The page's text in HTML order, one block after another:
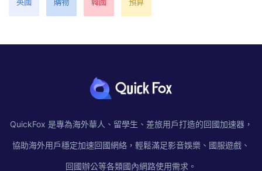
英國 購物 韓國 預算
QuickFox 是專為海外華人、留學生、差旅用戶打造的回國加速器，
協助海外用戶穩定加速回國網絡，輕鬆滿足影音娛樂、國服遊戲、
回國辦公等各類國內網路使用需求。